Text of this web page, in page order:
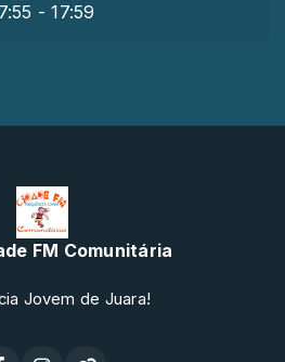
- 17:59
FM Comunitária
Jovem de Juara!